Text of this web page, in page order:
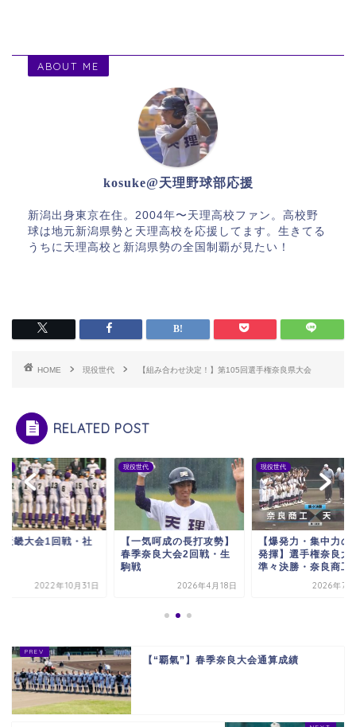
ABOUT ME
kosuke@天理野球部応援
新潟出身東京在住。2004年〜天理高校ファン。高校野
球は地元新潟県勢と天理高校を応援してます。生きてる
うちに天理高校と新潟県勢の全国制覇が見たい！
HOME 現役世代 【組み合わせ決定！】第105回選手権奈良県大会
RELATED POST
近畿大会1回戦・社
2022年10月31日
現役世代
【一気呵成の長打攻勢】
春季奈良大会2回戦・生
駒戦
2026年4月18日
現役世代
【爆発力・集中力の
発揮】選手権奈良大
準々決勝・奈良商工
2026年7
【“覇氣”】春季奈良大会通算成績